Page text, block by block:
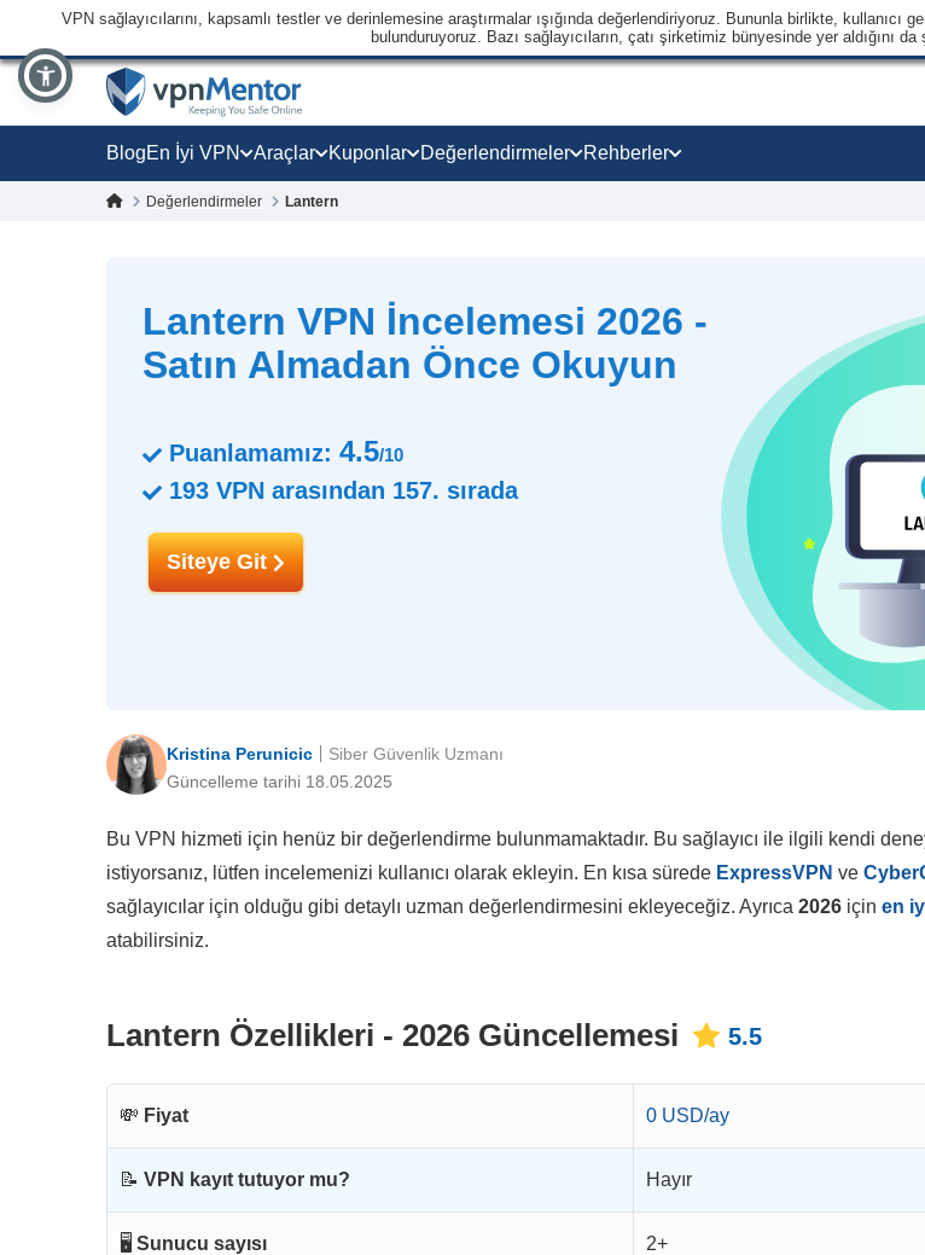
VPN sağlayıcılarını, kapsamlı testler ve derinlemesine araştırmalar ışığında değerlendiriyoruz. Bununla birlikte,
bulunduruyoruz. Bazı sağlayıcıların, çatı şirketimiz bünyesinde yer aldığını
BlogEn İyi VPN Araçlar Kuponlar Değerlendirmeler Rehberler
Değerlendirmeler Lantern
Lantern VPN İncelemesi 2026 -
Satın Almadan Önce Okuyun
Puanlamamız: 4.5/10
193 VPN arasından 157. sırada
Siteye Git
Kristina Perunicic
Güncelleme tarihi 18.05.2025
Siber Güvenlik Uzmanı
Bu VPN hizmeti için henüz bir değerlendirme bulunmamaktadır. Bu sağlayıcı ile ilgili kendi
istiyorsanız, lütfen incelemenizi kullanıcı olarak ekleyin. En kısa sürede ExpressVPN ve
sağlayıcılar için olduğu gibi detaylı uzman değerlendirmesini ekleyeceğiz. Ayrıca 2026 için en
atabilirsiniz.
Lantern Özellikleri - 2026 Güncellemesi 5.5
💸 Fiyat 0 USD/ay
📝 VPN kayıt tutuyor mu? Hayır
🖥 Sunucu sayısı 2+